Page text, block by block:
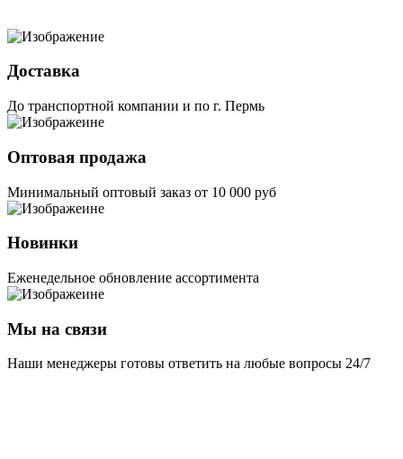
Доставка
До транспортной компании и по г. Пермь
Оптовая продажа
Минимальный оптовый заказ от 10 000 руб
Новинки
Еженедельное обновление ассортимента
Мы на связи
Наши менеджеры готовы ответить на любые вопросы 24/7